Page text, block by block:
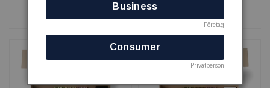
52 produkter
Business
Företag
Consumer
Privatperson